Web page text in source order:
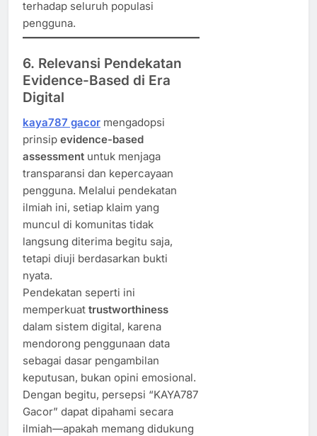
terhadap seluruh populasi
pengguna.
6. Relevansi Pendekatan
Evidence-Based di Era
Digital
kaya787 gacor mengadopsi
prinsip evidence-based
assessment untuk menjaga
transparansi dan kepercayaan
pengguna. Melalui pendekatan
ilmiah ini, setiap klaim yang
muncul di komunitas tidak
langsung diterima begitu saja,
tetapi diuji berdasarkan bukti
nyata.
Pendekatan seperti ini
memperkuat trustworthiness
dalam sistem digital, karena
mendorong penggunaan data
sebagai dasar pengambilan
keputusan, bukan opini emosional.
Dengan begitu, persepsi “KAYA787
Gacor” dapat dipahami secara
ilmiah—apakah memang didukung